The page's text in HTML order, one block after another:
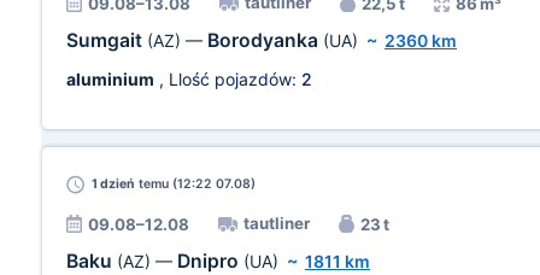
Sumgait (AZ) — Borodyanka (UA) ~ 2360 km
aluminium , Llość pojazdów: 2
1 dzień temu (12:22 07.08)
09.08–12.08 tautliner 23 t
Baku (AZ) — Dnipro (UA) ~ 1811 km